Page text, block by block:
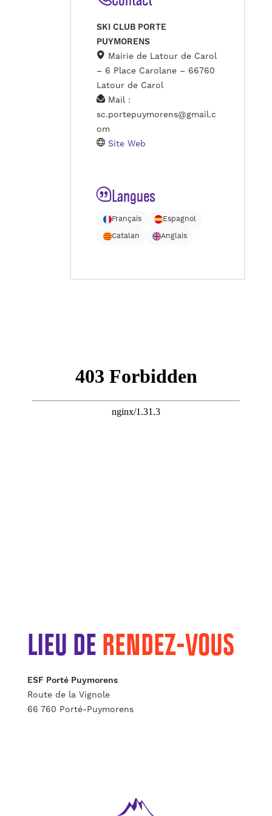
SKI CLUB PORTE
PUYMORENS
Mairie de Latour de Carol
– 6 Place Carolane – 66760
Latour de Carol
Mail :
sc.portepuymorens@gmail.c
om
Site Web
Langues
Français
Espagnol
Catalan
Anglais
LIEU DERENDEZ-VOUS
ESF Porté Puymorens
Route de la Vignole
66 760 Porté-Puymorens